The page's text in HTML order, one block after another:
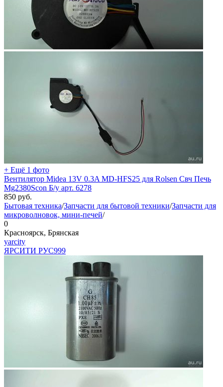
+ Ещё 1 фото
Вентилятор Midea 13V 0.3A MD-HFS25 для Rolsen Свч Печь
Mg2380Scon Б/у арт. 6278
850 руб.
Бытовая техника/Запчасти для бытовой техники/Запчасти для
микроволновок, мини-печей/
0
Красноярск, Брянская
yarcity
ЯРСИТИ РУС999